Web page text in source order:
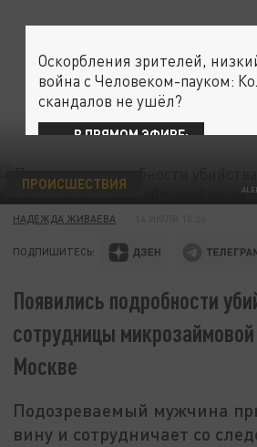
ПРОИСШЕСТВИЯ
НАДЕЖДА ЖИВАЕВА
ПОДПИШИТЕСЬ:
Появились подробности
сотрудницы
Москве
Подозреваемый мужчина
вину и сотрудничает со
Оскорбления зрителей,
война с Человеком-пауком:
скандалов не ушёл?
В ПРЯМОМ ЭФИРЕ: